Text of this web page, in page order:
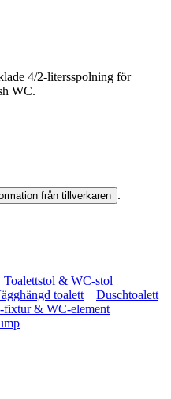
4/2-litersspolning för
WC.
från tillverkaren .
Toalettstol & WC-stol
toalett
Duschtoalett
fixtur & WC-element